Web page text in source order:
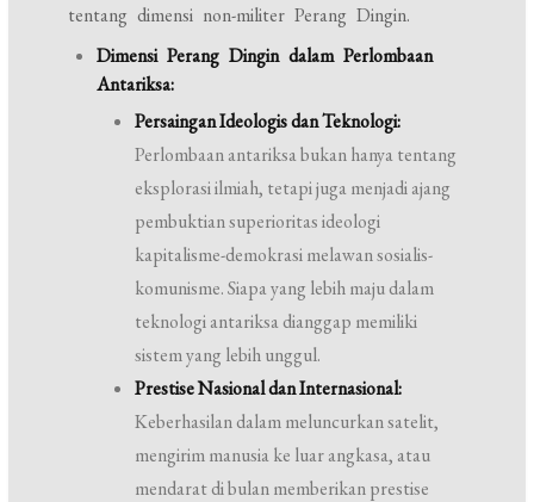
tentang dimensi non-militer Perang Dingin.
Dimensi Perang Dingin dalam Perlombaan
Antariksa:
Persaingan Ideologis dan Teknologi:
Perlombaan antariksa bukan hanya tentang
eksplorasi ilmiah, tetapi juga menjadi ajang
pembuktian superioritas ideologi
kapitalisme-demokrasi melawan sosialis-
komunisme. Siapa yang lebih maju dalam
teknologi antariksa dianggap memiliki
sistem yang lebih unggul.
Prestise Nasional dan Internasional:
Keberhasilan dalam meluncurkan satelit,
mengirim manusia ke luar angkasa, atau
mendarat di bulan memberikan prestise